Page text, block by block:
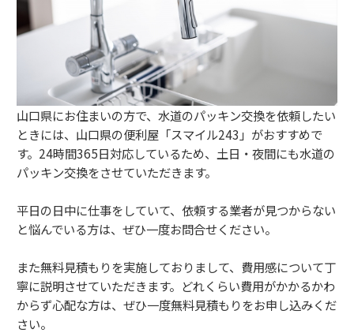
山口県にお住まいの方で、水道のパッキン交換を依頼したい
ときには、山口県の便利屋「スマイル243」がおすすめで
す。24時間365日対応しているため、土日・夜間にも水道の
パッキン交換をさせていただきます。
平日の日中に仕事をしていて、依頼する業者が見つからない
と悩んでいる方は、ぜひ一度お問合せください。
また無料見積もりを実施しておりまして、費用感について丁
寧に説明させていただきます。どれくらい費用がかかるかわ
からず心配な方は、ぜひ一度無料見積もりをお申し込みくだ
さい。